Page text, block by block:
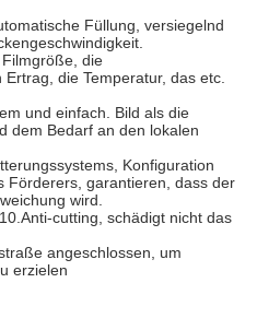
Füllung, versiegelnd
die
die Temperatur, das etc.
und einfach. Bild als die
dem Bedarf an den lokalen
Konfiguration
Förderers, garantieren, dass der
wird.
cutting, schädigt nicht das
angeschlossen, um
erzielen